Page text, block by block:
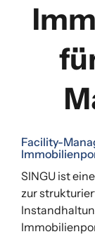
Facility-
SINGU ist
zur